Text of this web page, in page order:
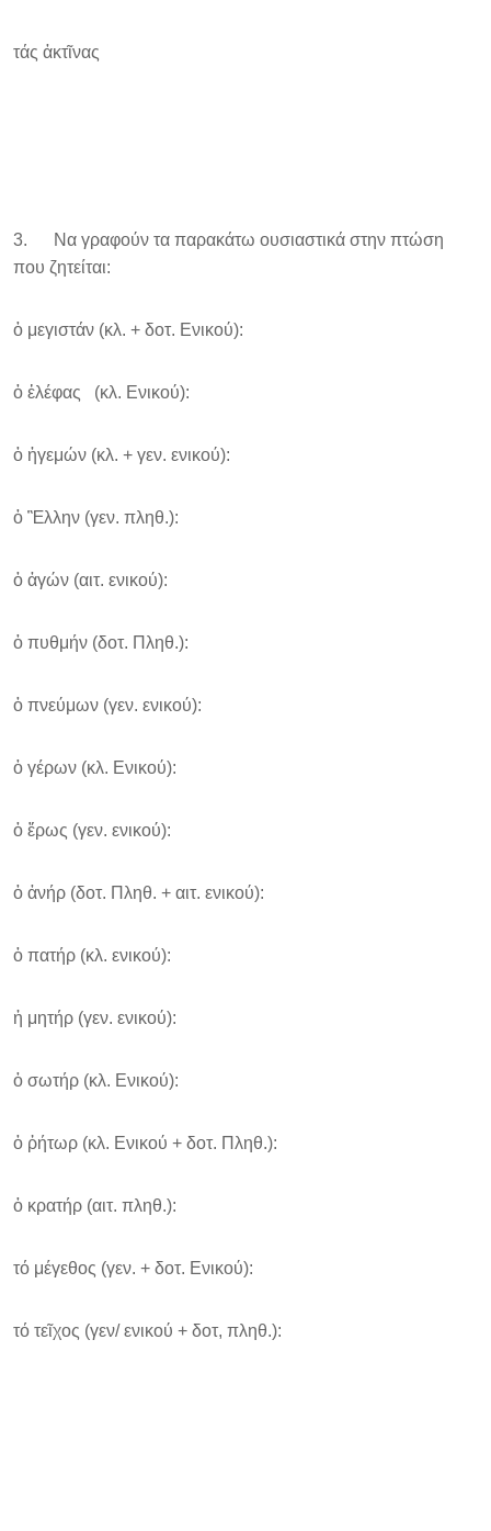
τάς ἀκτῖνας
3. Να γραφούν τα παρακάτω ουσιαστικά στην πτώση
που ζητείται:
ὁ μεγιστάν (κλ. + δοτ. Ενικού):
ὁ ἐλέφας (κλ. Ενικού):
ὁ ἠγεμών (κλ. + γεν. ενικού):
ὁ Ἒλλην (γεν. πληθ.):
ὁ ἀγών (αιτ. ενικού):
ὁ πυθμήν (δοτ. Πληθ.):
ὁ πνεύμων (γεν. ενικού):
ὁ γέρων (κλ. Ενικού):
ὁ ἔρως (γεν. ενικού):
ὁ ἀνήρ (δοτ. Πληθ. + αιτ. ενικού):
ὁ πατήρ (κλ. ενικού):
ἡ μητήρ (γεν. ενικού):
ὁ σωτήρ (κλ. Ενικού):
ὁ ῥήτωρ (κλ. Ενικού + δοτ. Πληθ.):
ὁ κρατήρ (αιτ. πληθ.):
τό μέγεθος (γεν. + δοτ. Ενικού):
τό τεῖχος (γεν/ ενικού + δοτ, πληθ.):